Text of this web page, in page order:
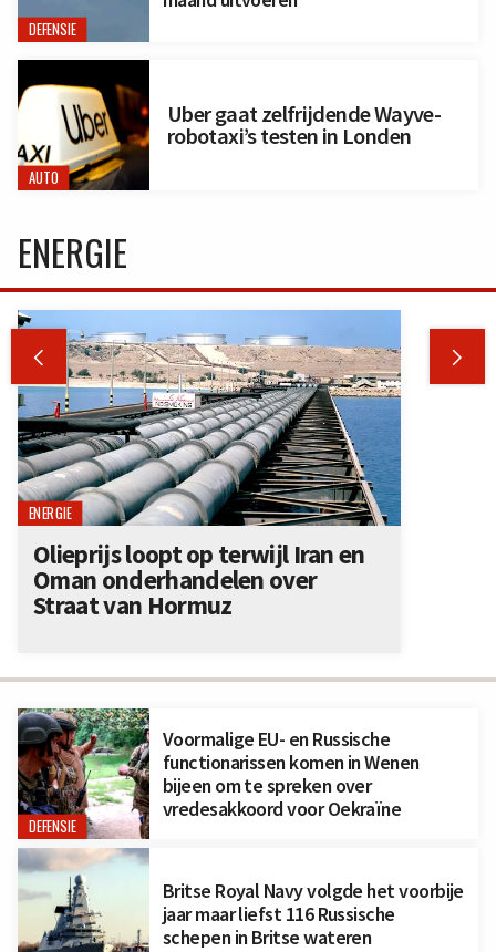
DEFENSIE
AUTO
Uber gaat zelfrijdende Wayve-
robotaxi’s testen in Londen
DEFENSIE
Voormalige EU- en Russische
functionarissen komen in Wenen
bijeen om te spreken over
vredesakkoord voor Oekraïne
Britse Royal Navy volgde het voorbije
jaar maar liefst 116 Russische
schepen in Britse wateren
ENERGIE
 
ENERGIE
Olieprijs loopt op terwijl Iran en
Oman onderhandelen over
Straat van Hormuz